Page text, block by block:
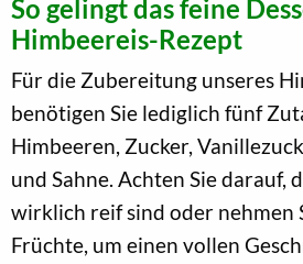
So gelingt das feine
Himbeereis-Rezept
Für die Zubereitung unseres
benötigen Sie lediglich fünf
Himbeeren, Zucker,
und Sahne. Achten Sie darauf,
wirklich reif sind oder nehmen
Früchte, um einen vollen